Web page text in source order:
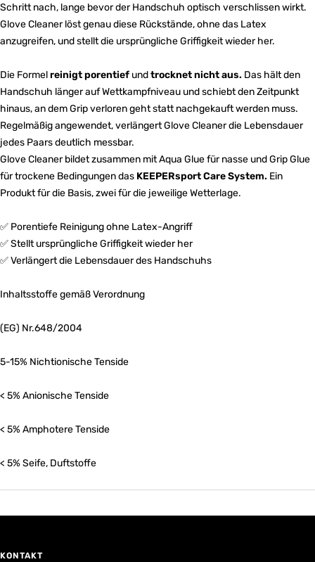
Schritt nach, lange bevor der Handschuh optisch verschlissen wirkt.
Glove Cleaner löst genau diese Rückstände, ohne das Latex
anzugreifen, und stellt die ursprüngliche Griffigkeit wieder her.
Die Formelreinigt porentief undtrocknet nicht aus. Das hält den
Handschuh länger auf Wettkampfniveau und schiebt den Zeitpunkt
hinaus, an dem Grip verloren geht statt nachgekauft werden muss.
Regelmäßig angewendet, verlängert Glove Cleaner die Lebensdauer
jedes Paars deutlich messbar.
Glove Cleaner bildet zusammen mit Aqua Glue für nasse und Grip Glue
für trockene Bedingungen das KEEPERsport Care System. Ein
Produkt für die Basis, zwei für die jeweilige Wetterlage.
✅ Porentiefe Reinigung ohne Latex-Angriff
✅ Stellt ursprüngliche Griffigkeit wieder her
✅ Verlängert die Lebensdauer des Handschuhs
Inhaltsstoffe gemäß Verordnung
(EG) Nr.648/2004
5-15% Nichtionische Tenside
< 5% Anionische Tenside
< 5% Amphotere Tenside
< 5% Seife, Duftstoffe
KONTAKT